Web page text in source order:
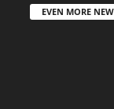
EVEN MORE